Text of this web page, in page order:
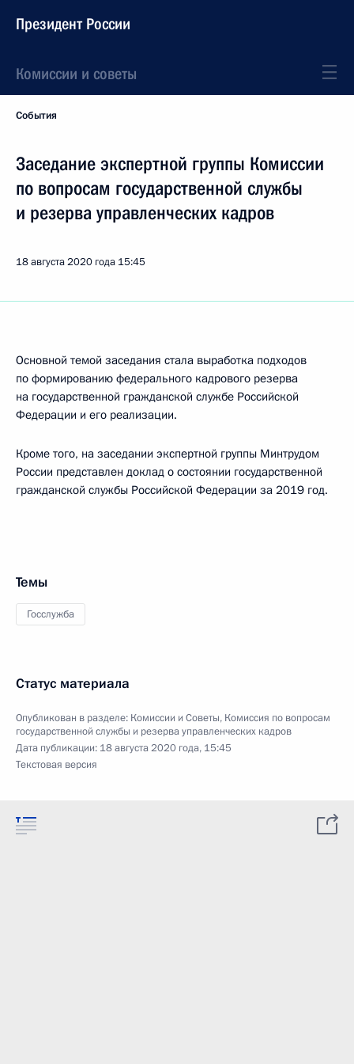
Президент России
Комиссии и советы
События
Заседание экспертной группы Комиссии
по вопросам государственной службы
и резерва управленческих кадров
18 августа 2020 года 15:45
Основной темой заседания стала выработка подходов
по формированию федерального кадрового резерва
на государственной гражданской службе Российской
Федерации и его реализации.
Кроме того, на заседании экспертной группы Минтрудом
России представлен доклад о состоянии государственной
гражданской службы Российской Федерации за 2019 год.
Темы
Госслужба
Статус материала
Опубликован в разделе: Комиссии и Советы, Комиссия по вопросам
государственной службы и резерва управленческих кадров
Дата публикации: 18 августа 2020 года, 15:45
Текстовая версия